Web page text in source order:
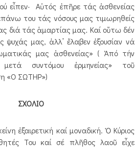
εἶπεν· Αὐτός ἐπῆρε τάς ἀσθενείας
του τάς νόσους μας τιμωρηθείς
διά τάς ἁμαρτίας μας. Καί οὕτω δέν
ψυχάς μας, ἀλλ’ ἔλαβεν ἐξουσίαν νά
μας ἀσθενείας» ( Ἀπό τήν
συντόμου ἑρμηνείας» τοῦ
«Ο ΣΩΤΗΡ»)
ΣΧΟΛΙΟ
ἐξαιρετική καί μοναδική. Ὁ Κύριος
Του καί σέ πλῆθος λαοῦ εἶχε